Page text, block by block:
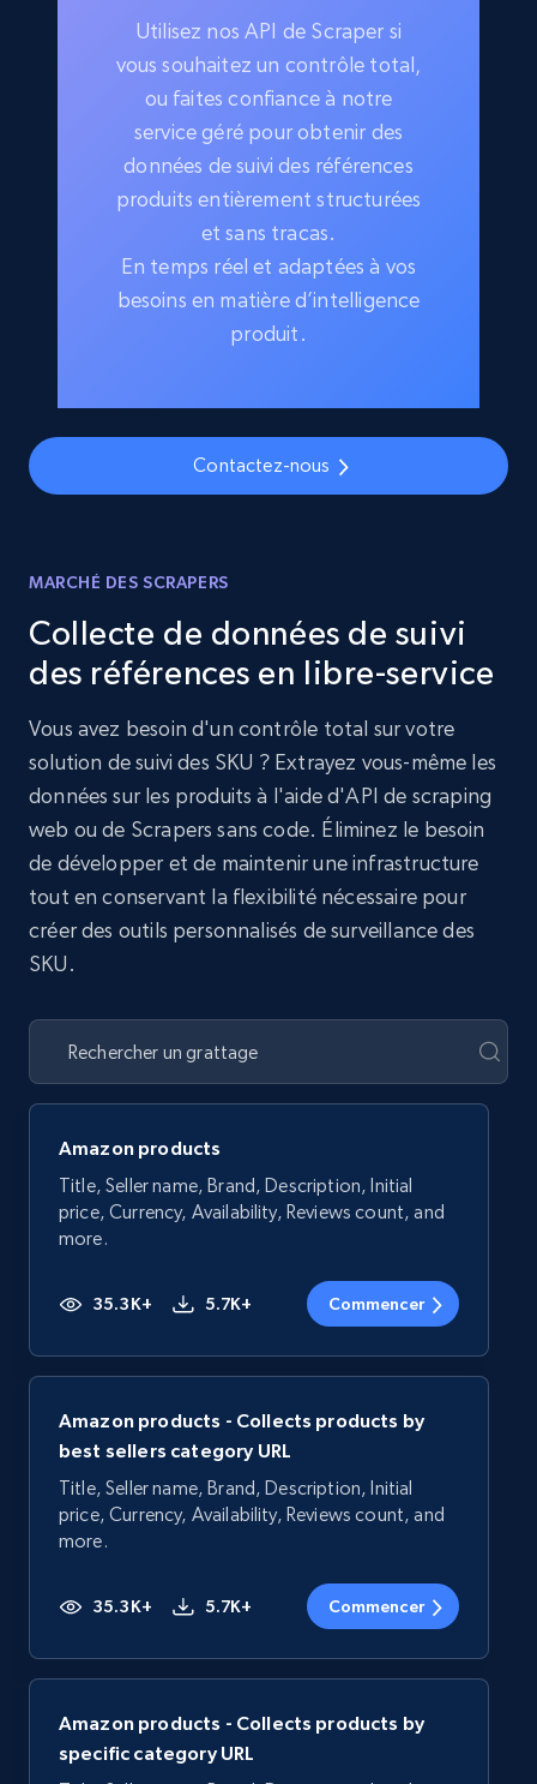
Utilisez nos API de Scraper si
vous souhaitez un contrôle total,
ou faites confiance à notre
service géré pour obtenir des
données de suivi des références
produits entièrement structurées
et sans tracas.
En temps réel et adaptées à vos
besoins en matière d’intelligence
produit.
Contactez-nous
MARCHÉ DES SCRAPERS
Collecte de données de suivi
des références en libre-service
Vous avez besoin d'un contrôle total sur votre
solution de suivi des SKU ? Extrayez vous-même les
données sur les produits à l'aide d'API de scraping
web ou de Scrapers sans code. Éliminez le besoin
de développer et de maintenir une infrastructure
tout en conservant la flexibilité nécessaire pour
créer des outils personnalisés de surveillance des
SKU.
Amazon products
Title, Seller name, Brand, Description, Initial
price, Currency, Availability, Reviews count, and
more.
35.3K+ 5.7K+ Commencer
Amazon products - Collects products by
best sellers category URL
Title, Seller name, Brand, Description, Initial
price, Currency, Availability, Reviews count, and
more.
35.3K+ 5.7K+ Commencer
Amazon products - Collects products by
specific category URL